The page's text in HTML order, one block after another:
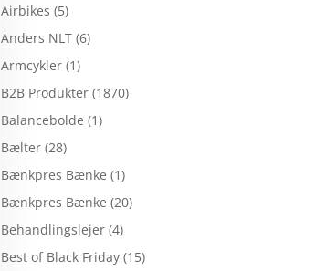
Airbikes (5)
Anders NLT (6)
Armcykler (1)
B2B Produkter (1870)
Balancebolde (1)
Bælter (28)
Bænkpres Bænke (1)
Bænkpres Bænke (20)
Behandlingslejer (4)
Best of Black Friday (15)